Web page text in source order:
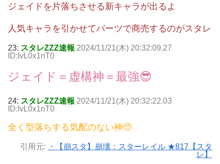
ジェイドを片落ちさせる新キャラが出るよ
人気キャラを引かせてパーツで商売するのがスタレ
23: スタレZZZ速報 2024/11/21(木) 20:32:09.27
ID:IvL0x1nT0
ジェイド＝虚構神＝最強😎
24: スタレZZZ速報 2024/11/21(木) 20:32:22.03
ID:IvL0x1nT0
全く型落ちする気配のない神🥺
引用元:
・【崩スタ】崩壊：スターレイル ★817【スタ
レ】